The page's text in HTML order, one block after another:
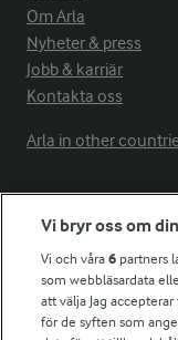
Om Arla
Nyheter & press
Jobb & karriär
Kontakta oss
Arla in other
Fler Arlasajter
För ägare
Arlas kundportal
Arla.com
Vi bryr oss om
Vi och våra6 partners
som webbläsardata
att välja Jag
för de syften som